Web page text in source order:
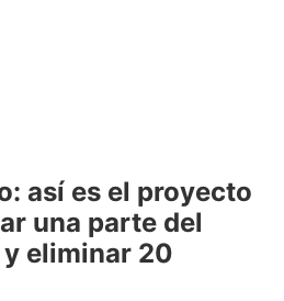
así es el proyecto
una parte del
eliminar 20